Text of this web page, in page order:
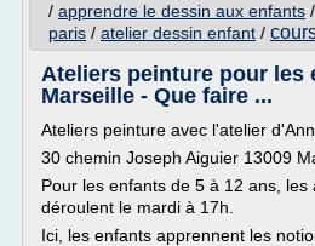
/ apprendre le dessin aux enfants /
paris / atelier dessin enfant /
Ateliers peinture pour les
Marseille - Que faire ...
Ateliers peinture avec l'atelier
30 chemin Joseph Aiguier 13009
Pour les enfants de 5 à 12 ans, les
déroulent le mardi à 17h.
Ici, les enfants apprennent les